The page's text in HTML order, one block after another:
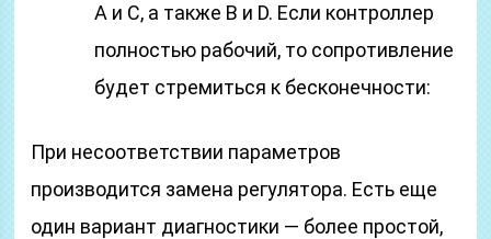
А и С, а также В и D. Если контроллер
полностью рабочий, то сопротивление
будет стремиться к бесконечности:
При несоответствии параметров
производится замена регулятора. Есть еще
один вариант диагностики — более простой,